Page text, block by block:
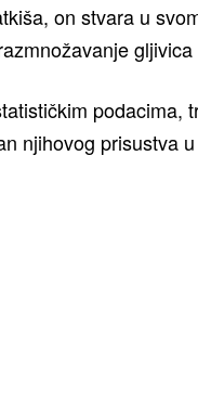
on stvara u
podacima,
njihovog prisustva